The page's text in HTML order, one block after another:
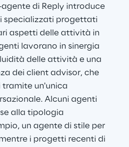
di Reply introduce
specializzati progettati
aspetti delle attività in
lavorano in sinergia
delle attività e una
dei client advisor, che
tramite un'unica
Alcuni agenti
alla tipologia
un agente di stile per
i progetti recenti di